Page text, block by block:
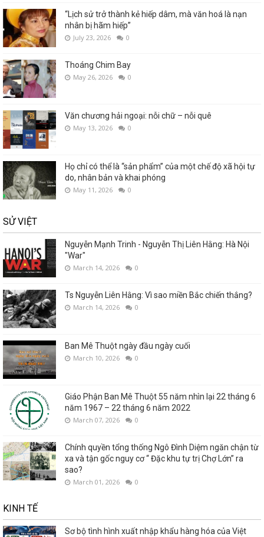
“Lịch sử trở thành kẻ hiếp dâm, mà văn hoá là nạn
nhân bị hãm hiếp”
July 23, 2026 0
Thoáng Chim Bay
May 26, 2026 0
Văn chương hải ngoại: nỗi chữ – nỗi quê
May 13, 2026 0
Họ chỉ có thể là “sản phẩm” của một chế độ xã hội tự
do, nhân bản và khai phóng
May 11, 2026 0
SỬ VIỆT
Nguyễn Mạnh Trinh - Nguyễn Thị Liên Hằng: Hà Nội
"War"
March 14, 2026 0
Ts Nguyễn Liên Hằng: Vì sao miền Bắc chiến thắng?
March 14, 2026 0
Ban Mê Thuột ngày đầu ngày cuối
March 10, 2026 0
Giáo Phận Ban Mê Thuột 55 năm nhìn lại 22 tháng 6
năm 1967 – 22 tháng 6 năm 2022
March 07, 2026 0
Chính quyền tổng thống Ngô Đình Diệm ngăn chận từ
xa và tận gốc nguy cơ “ Đặc khu tự trị Chợ Lớn” ra
sao?
March 01, 2026 0
KINH TẾ
Sơ bộ tình hình xuất nhập khẩu hàng hóa của Việt